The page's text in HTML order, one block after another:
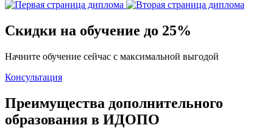
Скидки на обучение до 25%
Начните обучение сейчас с максимальной выгодой
Консультация
Преимущества дополнительного
образования в ИДОПО